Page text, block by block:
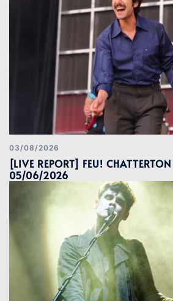
03/08/2026
[LIVE REPORT] FEU!
05/06/2026